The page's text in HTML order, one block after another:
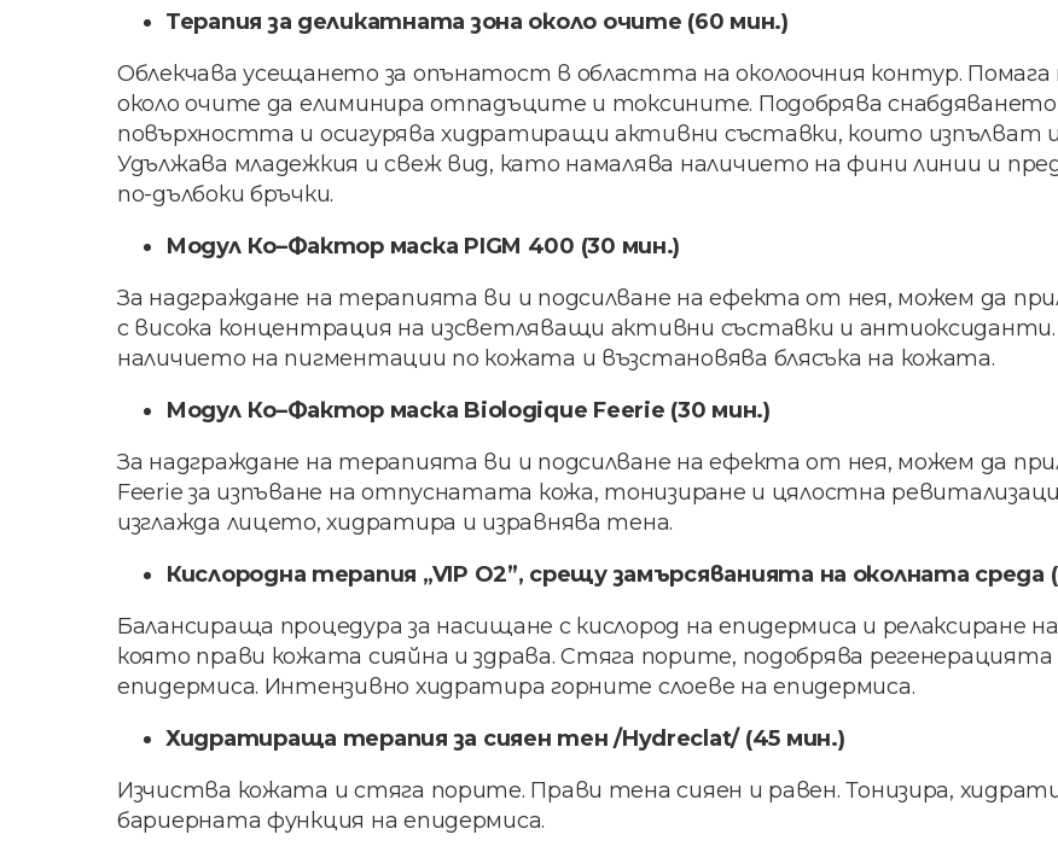
Терапия за деликатната зона около очите (60 мин.)
Облекчава усещането за опънатост в областта на околоочния контур.
около очите да елиминира отпадъците и токсините. Подобрява снабдяването
повърхността и осигурява хидратиращи активни съставки, които изпълват
Удължава младежкия и свеж вид, като намалява наличието на фини линии и
по-дълбоки бръчки.
Модул Ко–Фактор маска PIGM 400 (30 мин.)
За надграждане на терапията ви и подсилване на ефекта от нея, можем да
с висока концентрация на изсветляващи активни съставки и антиоксиданти.
наличието на пигментации по кожата и възстановява блясъка на кожата.
Модул Ко–Фактор маска Biologique Feerie (30 мин.)
За надграждане на терапията ви и подсилване на ефекта от нея, можем да
Feerie за изпъване на отпуснатата кожа, тонизиране и цялостна
изглажда лицето, хидратира и изравнява тена.
Кислородна терапия „VIP О2”, срещу замърсяванията на околната среда
Балансираща процедура за насищане с кислород на епидермиса и релаксиране
която прави кожата сияйна и здрава. Стяга порите, подобрява
епидермиса. Интензивно хидратира горните слоеве на епидермиса.
Хидратираща терапия за сияен тен /Hydreclat/ (45 мин.)
Изчиства кожата и стяга порите. Прави тена сияен и равен. Тонизира,
бариерната функция на епидермиса.